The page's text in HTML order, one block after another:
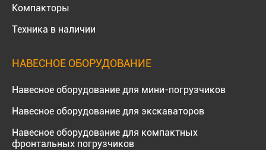
Компакторы
Техника в наличии
НАВЕСНОЕ ОБОРУДОВАНИЕ
Навесное оборудование для мини-погрузчиков
Навесное оборудование для экскаваторов
Навесное оборудование для компактных
фронтальных погрузчиков